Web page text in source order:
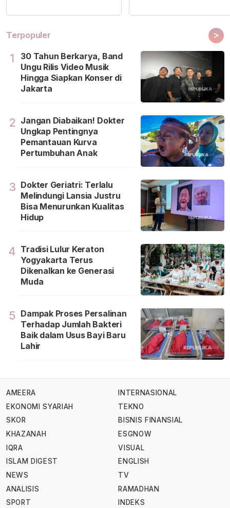
Terpopuler >
1
30 Tahun Berkarya, Band
Ungu Rilis Video Musik
Hingga Siapkan Konser di
Jakarta
2 Jangan Diabaikan! Dokter
Ungkap Pentingnya
Pemantauan Kurva
Pertumbuhan Anak
3 Dokter Geriatri: Terlalu
Melindungi Lansia Justru
Bisa Menurunkan Kualitas
Hidup
4 Tradisi Lulur Keraton
Yogyakarta Terus
Dikenalkan ke Generasi
Muda
5 Dampak Proses Persalinan
Terhadap Jumlah Bakteri
Baik dalam Usus Bayi Baru
Lahir
AMEERA
EKONOMI SYARIAH
SKOR
KHAZANAH
IQRA
ISLAM DIGEST
NEWS
ANALISIS
SPORT
INTERNASIONAL
TEKNO
BISNIS FINANSIAL
ESGNOW
VISUAL
ENGLISH
TV
RAMADHAN
INDEKS